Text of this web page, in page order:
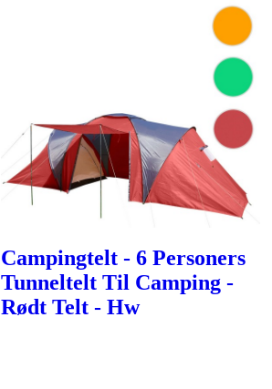
Campingtelt - 6 Personers
Tunneltelt Til Camping -
Rødt Telt - Hw